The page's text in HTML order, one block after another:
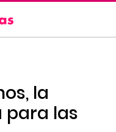
la
para las